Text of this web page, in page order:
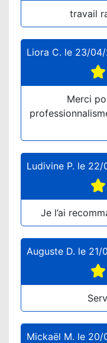
travail
Liora C. le 23/
Merci
Ludivine P. le 22/
Je l’ai
Auguste D. le 21/
Mickaël M. le 20/